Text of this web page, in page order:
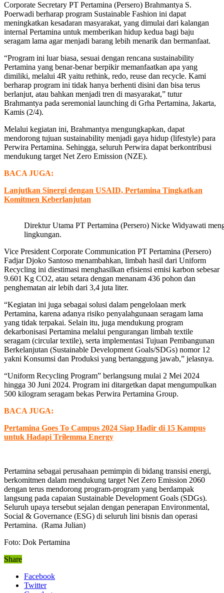
Corporate Secretary PT Pertamina (Persero) Brahmantya S.
Poerwadi berharap program Sustainable Fashion ini dapat
meningkatkan kesadaran masyarakat, yang dimulai dari kalangan
internal Pertamina untuk memberikan hidup kedua bagi baju
seragam lama agar menjadi barang lebih menarik dan bermanfaat.
“Program ini luar biasa, sesuai dengan rencana sustainability
Pertamina yang benar-benar berpikir memanfaatkan apa yang
dimiliki, melalui 4R yaitu rethink, redo, reuse dan recycle. Kami
berharap program ini tidak hanya berhenti disini dan bisa terus
berlanjut, atau bahkan menjadi tren di masyarakat,” tutur
Brahmantya pada seremonial launching di Grha Pertamina, Jakarta,
Kamis (2/4).
Melalui kegiatan ini, Brahmantya mengungkapkan, dapat
mendorong tujuan sustainability menjadi gaya hidup (lifestyle) para
Perwira Pertamina. Sehingga, seluruh Perwira dapat berkontribusi
mendukung target Net Zero Emission (NZE).
BACA JUGA:
Lanjutkan Sinergi dengan USAID, Pertamina Tingkatkan
Komitmen Keberlanjutan
Direktur Utama PT Pertamina (Persero) Nicke Widyawati
lingkungan.
Vice President Corporate Communication PT Pertamina (Persero)
Fadjar Djoko Santoso menambahkan, limbah hasil dari Uniform
Recycling ini diestimasi menghasilkan efisiensi emisi karbon sebesar
9.601 Kg CO2, atau setara dengan menanam 436 pohon dan
penghematan air lebih dari 3,4 juta liter.
“Kegiatan ini juga sebagai solusi dalam pengelolaan merk
Pertamina, karena adanya risiko penyalahgunaan seragam lama
yang tidak terpakai. Selain itu, juga mendukung program
dekarbonisasi Pertamina melalui pengurangan limbah textile
seragam (circular textile), serta implementasi Tujuan Pembangunan
Berkelanjutan (Sustainable Development Goals/SDGs) nomor 12
yakni Konsumsi dan Produksi yang bertanggung jawab,” jelasnya.
“Uniform Recycling Program” berlangsung mulai 2 Mei 2024
hingga 30 Juni 2024. Program ini ditargetkan dapat mengumpulkan
500 kilogram seragam bekas Perwira Pertamina Group.
BACA JUGA:
Pertamina Goes To Campus 2024 Siap Hadir di 15 Kampus
untuk Hadapi Trilemma Energy
Pertamina sebagai perusahaan pemimpin di bidang transisi energi,
berkomitmen dalam mendukung target Net Zero Emission 2060
dengan terus mendorong program-program yang berdampak
langsung pada capaian Sustainable Development Goals (SDGs).
Seluruh upaya tersebut sejalan dengan penerapan Environmental,
Social & Governance (ESG) di seluruh lini bisnis dan operasi
Pertamina. (Rama Julian)
Foto: Dok Pertamina
Share
Facebook
Twitter